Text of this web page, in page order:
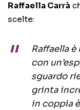
Raffaella Carrà
scelte:
Raffaella
con
sguardo
grinta
in coppia